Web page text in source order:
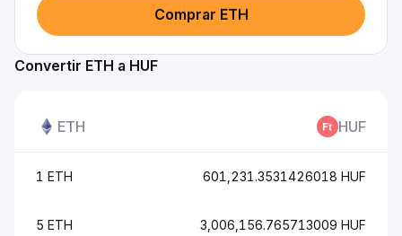
Comprar ETH
Convertir ETH a HUF
ETH HUF
1 ETH 601,231.3531426018 HUF
5 ETH 3,006,156.765713009 HUF